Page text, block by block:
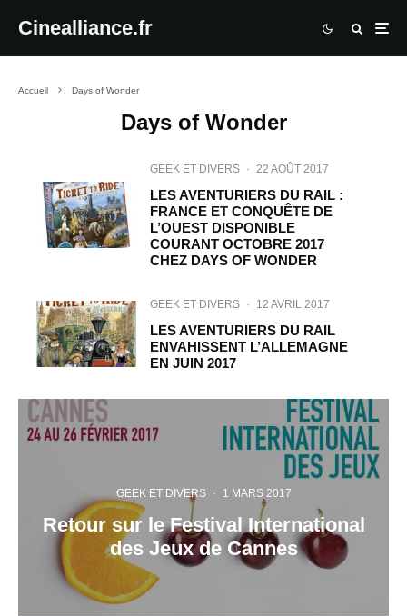
Cinealliance.fr
Accueil Days of Wonder
Days of Wonder
GEEK ET DIVERS · 22 AOÛT 2017
LES AVENTURIERS DU RAIL :
FRANCE ET CONQUÊTE DE
L’OUEST DISPONIBLE
COURANT OCTOBRE 2017
CHEZ DAYS OF WONDER
GEEK ET DIVERS · 12 AVRIL 2017
LES AVENTURIERS DU RAIL
ENVAHISSENT L’ALLEMAGNE
EN JUIN 2017
GEEK ET DIVERS · 1 MARS 2017
Retour sur le Festival International
des Jeux de Cannes